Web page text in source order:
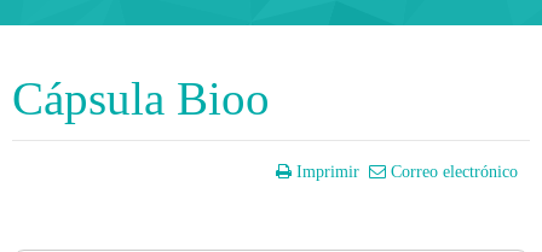
Cápsula Bioo
Imprimir Correo electrónico
Junta General
Gobierno corporativo
Contáctanos
Deja tu CV